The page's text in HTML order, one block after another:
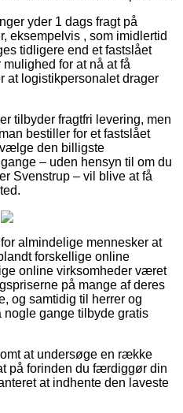
yder 1 dags fragt på
eksempelvis , som imidlertid
tidligere end et fastslået
for at nå at få
at logistikpersonalet drager
tilbyder fragtfri levering, men
bestiller for et fastslået
den billigste
– uden hensyn til om du
Svenstrup – vil blive at få
almindelige mennesker at
forskellige online
online virksomheder været
på mange af deres
og samtidig til herrer og
nogle gange tilbyde gratis
at undersøge en række
på forinden du færdiggør din
at indhente den laveste